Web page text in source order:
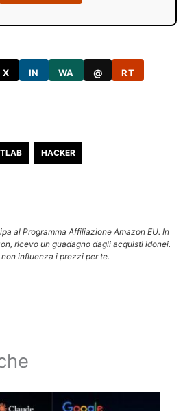
X IN WA @ RT
HACKER
al Programma Affiliazione Amazon EU. In
ricevo un guadagno dagli acquisti idonei.
influenza i prezzi per te.